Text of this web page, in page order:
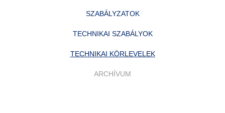
SZABÁLYZATOK
TECHNIKAI SZABÁLYOK
TECHNIKAI KÖRLEVELEK
ARCHÍVUM